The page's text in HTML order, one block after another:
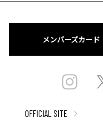
メンバーズカード
OFFICIAL SITE